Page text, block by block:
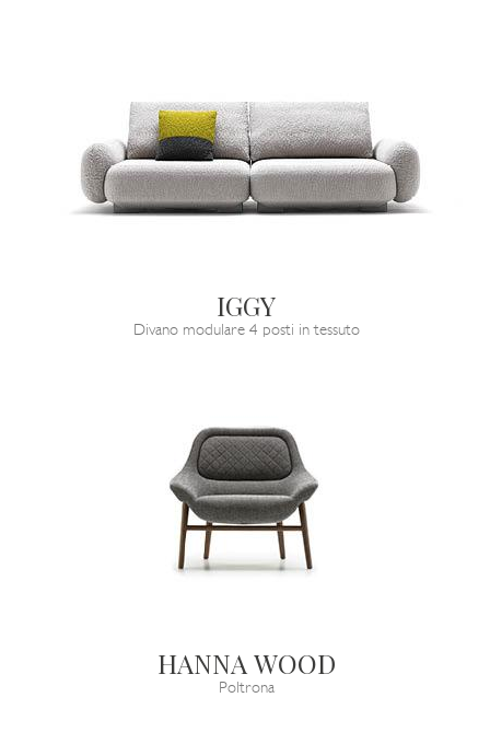
IGGY
Divano modulare 4 posti in tessuto
HANNA WOOD
Poltrona